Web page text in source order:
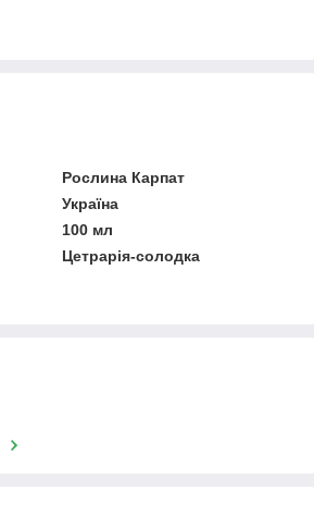
Рослина Карпат
Україна
100 мл
Цетрарія-солодка